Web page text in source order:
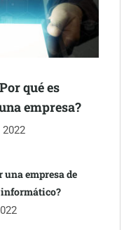
espacios de la
qué es
empresa?
empresa de